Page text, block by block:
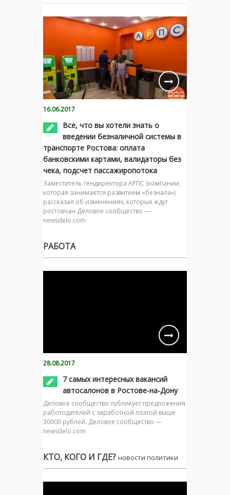
16.06.2017
Все, что вы хотели знать о
введении безналичной системы в
транспорте Ростова: оплата
банковскими картами, валидаторы без
чека, подсчет пассажиропотока
Заместитель гендиректора АРПС (компании,
которая занимается развитием «безнала»)
рассказал об изменениях, которые ждут
ростовчан Деловое сообщество —
newsdelo.com
РАБОТА
28.08.2017
7 самых интересных вакансий
автосалонов в Ростове-на-Дону
Деловое сообщество публикует предложения
работодателей с заработной платой выше
30000 рублей. Деловое сообщество —
newsdelo.com
КТО, КОГО И ГДЕ? новости политики